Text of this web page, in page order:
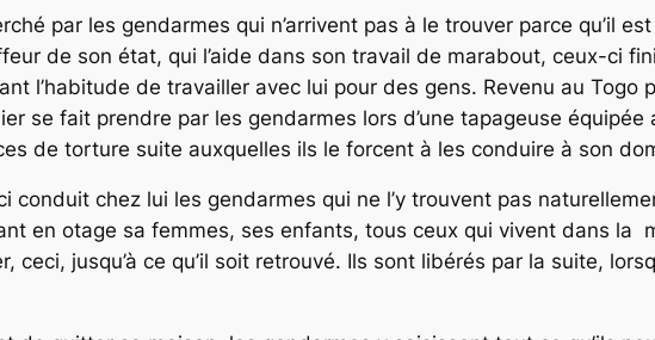
par les gendarmes qui n’arrivent pas à le trouver parce qu’il
de son état, qui l’aide dans son travail de marabout, ceux-ci
l’habitude de travailler avec lui pour des gens. Revenu au
se fait prendre par les gendarmes lors d’une tapageuse
de torture suite auxquelles ils le forcent à les conduire à son
conduit chez lui les gendarmes qui ne l’y trouvent pas
en otage sa femmes, ses enfants, tous ceux qui vivent dans la
ceci, jusqu’à ce qu’il soit retrouvé. Ils sont libérés par la suite,